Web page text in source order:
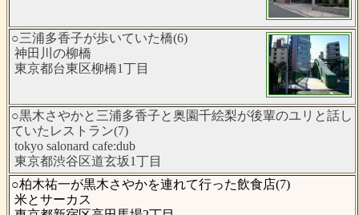
○三浦多香子が歩いていた橋(6)
神田川の柳橋
東京都台東区柳橋1丁目
○黒木さやかと三浦多香子と奥園千絵梨が後輩のユリと話し
ていたレストラン(7)
tokyo salonard cafe:dub
東京都渋谷区道玄坂1丁目
○柏木祐一が黒木さやかを連れて行った飲食店(7)
米とサーカス